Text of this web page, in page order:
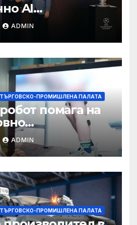
AI
с Alibaba
ADMIN
ПРОМИШЛЕНА ПАЛАТА
помага на
да се
първи път
ADMIN
ПРОМИШЛЕНА ПАЛАТА